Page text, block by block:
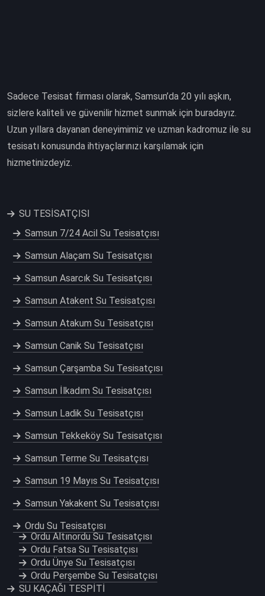
Sadece Tesisat firması olarak, Samsun’da 20 yılı aşkın,
sizlere kaliteli ve güvenilir hizmet sunmak için buradayız.
Uzun yıllara dayanan deneyimimiz ve uzman kadromuz ile su
tesisatı konusunda ihtiyaçlarınızı karşılamak için
hizmetinizdeyiz.
SU TESİSATÇISI
Samsun 7/24 Acil Su Tesisatçısı
Samsun Alaçam Su Tesisatçısı
Samsun Asarcık Su Tesisatçısı
Samsun Atakent Su Tesisatçısı
Samsun Atakum Su Tesisatçısı
Samsun Canik Su Tesisatçısı
Samsun Çarşamba Su Tesisatçısı
Samsun İlkadım Su Tesisatçısı
Samsun Ladik Su Tesisatçısı
Samsun Tekkeköy Su Tesisatçısı
Samsun Terme Su Tesisatçısı
Samsun 19 Mayıs Su Tesisatçısı
Samsun Yakakent Su Tesisatçısı
Ordu Su Tesisatçısı
Ordu Altınordu Su Tesisatçısı
Ordu Fatsa Su Tesisatçısı
Ordu Ünye Su Tesisatçısı
Ordu Perşembe Su Tesisatçısı
SU KAÇAĞI TESPİTİ